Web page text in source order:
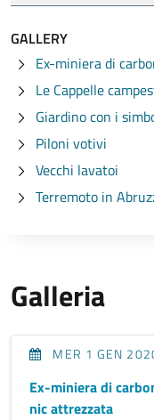
GALLERY
Ex-miniera di
Le Cappelle
Giardino con i
Piloni votivi
Vecchi lavatoi
Terremoto in
Galleria
MER 1 GEN
Ex-miniera di
nic attrezzata